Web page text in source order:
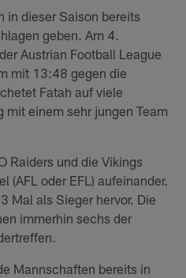
in dieser Saison bereits
geben. Am 4.
Austrian Football League
mit 13:48 gegen die
Fatah auf viele
mit einem sehr jungen Team
Raiders und die Vikings
(AFL oder EFL) aufeinander.
Mal als Sieger hervor. Die
immerhin sechs der
Mannschaften bereits in